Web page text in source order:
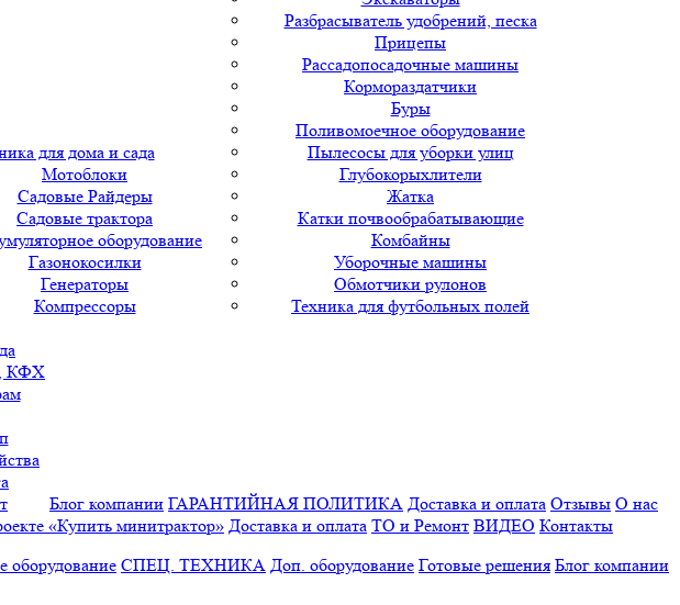
для дома и сада
Мотоблоки
Садовые Райдеры
Садовые трактора
оборудование
Газонокосилки
Генераторы
Компрессоры
Разбрасыватель удобрений, песка
Прицепы
Рассадопосадочные машины
Кормораздатчики
Буры
Поливомоечное оборудование
Пылесосы для уборки улиц
Глубокорыхлители
Жатка
Катки почвообрабатывающие
Комбайны
Уборочные машины
Обмотчики рулонов
Техника для футбольных полей
КФХ
Блог компании ГАРАНТИЙНАЯ ПОЛИТИКА Доставка и оплата Отзывы О нас
«Купить минитрактор» Доставка и оплата ТО и Ремонт ВИДЕО Контакты
оборудование СПЕЦ. ТЕХНИКА Доп. оборудование Готовые решения Блог компании